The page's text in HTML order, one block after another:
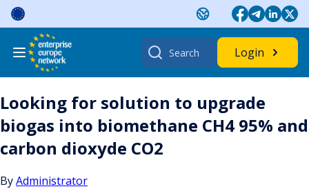
Skip
content
Search
for:
Login
Looking for solution to upgrade
biogas into biomethane CH4 95% and
carbon dioxyde CO2
ByAdministrator